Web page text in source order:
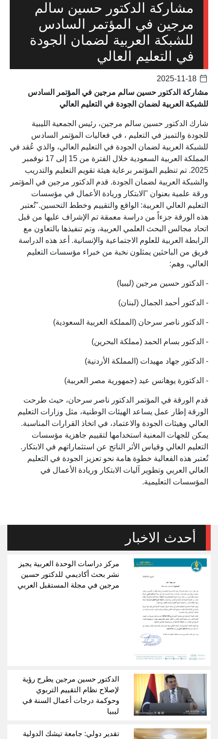
مشاركة الدكتور حسين سالم
مرجين في المؤتمر السادس
للشبكة العربية لضمان الجودة
في التعليم العالي
مشاركة الدكتور حسين سالم مرجين في المؤتمر السادس
للشبكة العربية لضمان الجودة في التعليم العالي
شارك الدكتور حسين سالم مرجين، رئيس الجمعية الليبية
للجودة والتميز في التعليم ، في فعاليات المؤتمر السادس
للشبكة العربية لضمان الجودة في التعليم العالي، والذي عُقد في
المملكة العربية السعودية خلال الفترة من 15 إلى 17 نوفمبر
2025. تم تنظيم المؤتمر برعاية هيئة تقويم التعليم والتدريب
والشبكة العربية لضمان الجودة. قدم الدكتور مرجين في المؤتمر
ورقة علمية بعنوان "الابتكار وريادة الأعمال في مؤسسات
التعليم العالي العربية: الواقع والتقييم وخطط التحسين."تُعتبر
هذه الورقة جزءاً من دراسة معمقة تم الإشراف عليها من قبل
اتحاد مجالس البحث العلمي العربية، وتم تنفيذها بالتعاون مع
الرابطة العربية للعلوم الاجتماعية والإنسانية. أعد هذه الدراسة
فريق من الباحثين يمثلون نخبة من خبراء مؤسسات التعليم
العالي، وهم:
- الدكتور حسين مرجين (ليبيا)
- الدكتور أحمد الجمال (لبنان)
- الدكتور ناصر سرحان (المملكة العربية السعودية)
- الدكتور بسام الحمد (مملكة البحرين)
- الدكتور جهاد مهيدات (المملكة الأردنية)
- الدكتورة يوهانس عيد (جمهورية مصر العربية)
قدم الورقة في المؤتمر الدكتور ناصر سرحان، حيث طرحت
الورقة إطار عمل يساعد الهيئات الوطنية، مثل وزارات التعليم
العالي وهيئات الجودة والاعتماد، في اتخاذ القرارات المناسبة.
يمكن للجهات المعنية استخدامها لتقييم جاهزية مؤسسات
التعليم العالي وقياس الأثر الناتج عن استثماراتهم في الابتكار.
تُعتبر هذه الفعالية خطوة هامة نحو تعزيز الجودة في التعليم
العالي العربي وتطوير آليات الابتكار وريادة الأعمال في
المؤسسات التعليمية.
أحدث الاخبار
مركز دراسات الوحدة العربية يجيز
نشر بحث أكاديمي للدكتور حسين
مرجين في مجلة المستقبل العربي
الدكتور حسين مرجين يطرح رؤية
لإصلاح نظام التقييم التربوي
وحوكمة درجات أعمال السنة في
ليبيا
تقدير دولي: جامعة تيشك الدولية